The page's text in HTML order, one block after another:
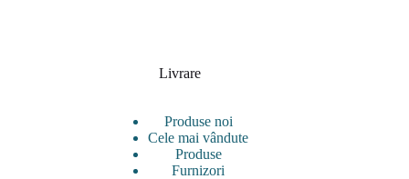
Livrare
Produse noi
Cele mai vândute
Produse
Furnizori